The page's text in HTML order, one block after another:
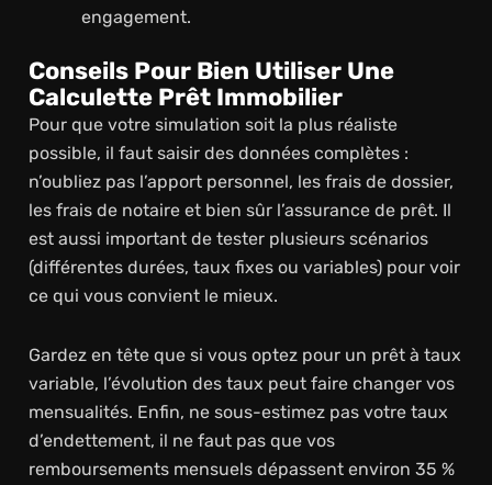
engagement.
Conseils Pour Bien Utiliser Une
Calculette Prêt Immobilier
Pour que votre simulation soit la plus réaliste
possible, il faut saisir des données complètes :
n’oubliez pas l’apport personnel, les frais de dossier,
les frais de notaire et bien sûr l’assurance de prêt. Il
est aussi important de tester plusieurs scénarios
(différentes durées, taux fixes ou variables) pour voir
ce qui vous convient le mieux.
Gardez en tête que si vous optez pour un prêt à taux
variable, l’évolution des taux peut faire changer vos
mensualités. Enfin, ne sous-estimez pas votre taux
d’endettement, il ne faut pas que vos
remboursements mensuels dépassent environ 35 %